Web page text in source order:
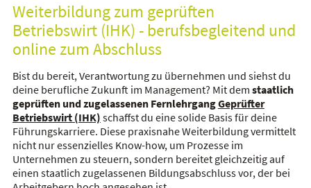
Weiterbildung zum geprüften
Betriebswirt (IHK) - berufsbegleitend und
online zum Abschluss
Bist du bereit, Verantwortung zu übernehmen und siehst du
deine berufliche Zukunft im Management? Mit dem staatlich
geprüften und zugelassenen FernlehrgangGeprüfter
Betriebswirt (IHK) schaffst du eine solide Basis für deine
Führungskarriere. Diese praxisnahe Weiterbildung vermittelt
nicht nur essenzielles Know-how, um Prozesse im
Unternehmen zu steuern, sondern bereitet gleichzeitig auf
einen staatlich zugelassenen Bildungsabschluss vor, der bei